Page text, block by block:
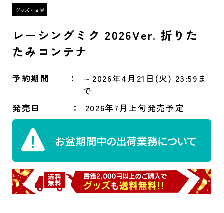
レーシングミク 2026Ver. 折りた
たみコンテナ
予約期間
～2026年4月21日(火) 23:59ま
で
発売日
2026年7月上旬発売予定